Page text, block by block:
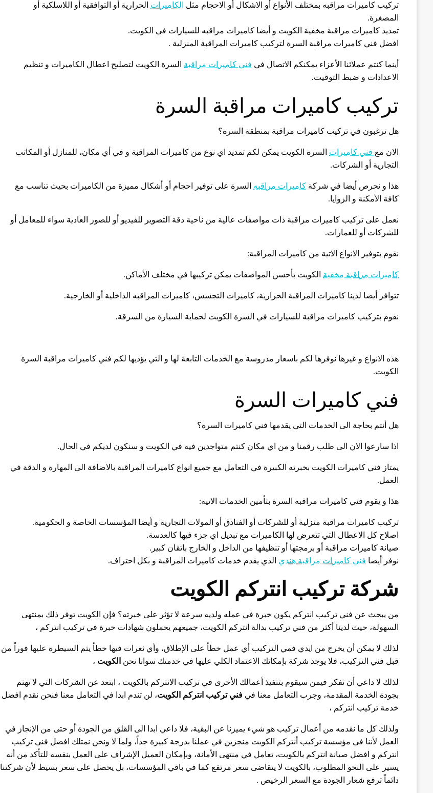
تركيب كاميرات مراقبه بمختلف الأنواع أو الاشكال أو الاحجام مثل
الكاميرات الحرارية أو التوافقية أو اللاسلكية أو
المصغرة.
تمديد كاميرات مراقبة مخفية الكويت و أيضا كاميرات مراقبه للسيارات في الكويت.
افضل فني كاميرات مراقبة السرة لتركيب كاميرات المراقبة المنزلية .
أينما كنتم عملائنا الأعزاء يمكنكم الاتصال في فني كاميرات مراقبة السرة الكويت لتصليح اعطال الكاميرات و تنظيم
الاعدادات و ضبط التوقيت.
تركيب كاميرات مراقبة السرة
هل ترغبون في تركيب كاميرات مراقبة بمنطقة السرة؟
الان مع فني كاميرات السرة الكويت يمكن لكم تمديد اي نوع من كاميرات المراقبة و في أي مكان، للمنازل أو المكاتب
التجارية أو الشركات.
هذا و نحرص أيضا في شركة كاميرات مراقبه السرة على توفير احجام أو أشكال مميزة من الكاميرات بحيث تناسب مع
كافة الأمكنة و الزوايا.
نعمل على تركيب كاميرات مراقبة ذات مواصفات عالية من ناحية دقة التصوير للفيديو أو للصور العادية سواء للمعامل أو
للشركات أو للعمارات.
نقوم بتوفير الانواع الاتية من كاميرات المراقبة:
كاميرات مراقبة مخفية الكويت بأحسن المواصفات يمكن تركيبها في مختلف الأماكن.
تتوافر أيضا لدينا كاميرات المراقبة الحرارية، كاميرات التجسس، كاميرات المراقبه الداخلية أو الخارجية.
نقوم بتركيب كاميرات مراقبة للسيارات في السرة الكويت لحماية السيارة من السرقة.
هذه الانواع و غيرها نوفرها لكم باسعار مدروسة مع الخدمات التابعة لها و التي يؤديها لكم فني كاميرات مراقبة السرة
الكويت.
فني كاميرات السرة
هل أنتم بحاجة الى الخدمات التي يقدمها فني كاميرات السرة؟
اذا سارعوا الان الى طلب رقمنا و من اي مكان كنتم متواجدين فيه في الكويت و سنكون لديكم في الحال.
يمتاز فني كاميرات الكويت بخبرته الكبيرة في التعامل مع جميع انواع كاميرات المراقبة بالاضافة الى المهارة و الدقة في
العمل.
هذا و يقوم فني كاميرات مراقبه السرة بتأمين الخدمات الاتية:
تركيب كاميرات مراقبة منزلية أو للشركات أو الفنادق أو المولات التجارية و أيضا المؤسسات الخاصة و الحكومية.
اصلاح كل الاعطال التي تتعرض لها الكاميرات مع تبديل اي جزء فيها كالعدسة.
صيانة كاميرات مراقبة أو برمجتها أو تنظيفها من الداخل و الخارج باتقان كبير.
نوفر أيضا فني كاميرات مراقبة هندي الذي يقدم خدمات كاميرات المراقبة و بكل احتراف.
شركة تركيب انتركم الكويت
من يبحث عن فني تركيب انتركم يكون خبرة في عمله ولديه سرعة لا تؤثر على خبرته؟ فإن الكويت توفر ذلك بمنتهى
السهولة، حيث لدينا أكثر من فني تركيب بدالة انتركم الكويت، جميعهم يحملون شهادات خبرة في تركيب انتركم ،
لذلك لا يمكن أن يخرج من ايدي فمي التركيب أي عمل خطأ على الإطلاق، وأي ثغرات فيها خطأ يتم السيطرة عليها فوراً من
قبل فني التركيب، فلا يوجد شركة بإمكانك الاعتماد الكلي عليها في خدمتك سوانا نحن
الكويت ،
لذلك لا داعي أن نفكر فيمن سيقوم بتنفيذ أعمالك الأخرى في تركيب الانتركم بالكويت ، ابتعد عن الشركات التي لا تهتم
بجودة الخدمة المقدمة، وجرب التعامل معنا في فني تركيب انتركم الكويت، لن تندم ابدا في التعامل معنا فنحن نقدم افضل
خدمة تركيب انتركم ،
ولذلك كل ما نقدمه من أعمال تركيب هو شيء يميزنا عن البقية، فلا داعي ابدا الى القلق من الجودة أو حتى من الإنجاز في
العمل لأننا في مؤسسة تركيب أنتركم الكويت منجزين في عملنا بدرجة كبيرة جداً، ولما لا ونحن نمتلك افضل فني تركيب
انتركم و افضل صيانة انتركم بالكويت، تعامل في منتهى الأمانة، وبإمكان العميل الإشراف على العمل بنفسه للتأكد من أنه
يسير على النحو المطلوب، بالكويت لا يتقاضى سعر مرتفع كما في باقي المؤسسات، بل يحصل على سعر بسيط لأن شركتنا
دائماً ترفع شعار الجودة مع السعر الرخيص .